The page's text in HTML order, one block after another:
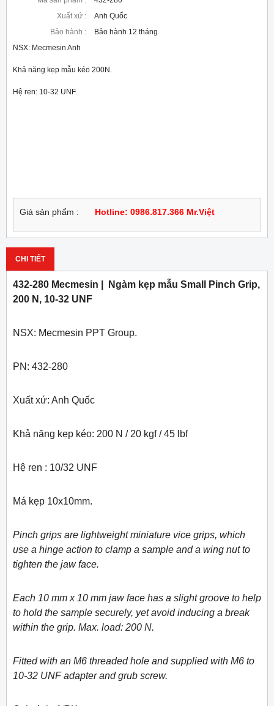
Xuất xứ :
Anh Quốc
Bảo hành :
Bảo hành 12 tháng
NSX: Mecmesin Anh
Khả năng kẹp mẫu kéo 200N.
Hệ ren: 10-32 UNF.
Giá sản phẩm : Hotline: 0986.817.366 Mr.Việt
CHI TIẾT
432-280 Mecmesin | Ngàm kẹp mẫu Small Pinch Grip,
200 N, 10-32 UNF
NSX: Mecmesin PPT Group.
PN: 432-280
Xuất xứ: Anh Quốc
Khả năng kẹp kéo: 200 N / 20 kgf / 45 lbf
Hệ ren : 10/32 UNF
Má kẹp 10x10mm.
Pinch grips are lightweight miniature vice grips, which
use a hinge action to clamp a sample and a wing nut to
tighten the jaw face.
Each 10 mm x 10 mm jaw face has a slight groove to help
to hold the sample securely, yet avoid inducing a break
within the grip. Max. load: 200 N.
Fitted with an M6 threaded hole and supplied with M6 to
10-32 UNF adapter and grub screw.